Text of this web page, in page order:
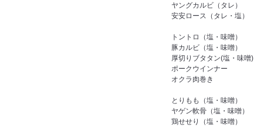
ヤングカルビ（タレ）
安安ロース（タレ・塩）
トントロ（塩・味噌）
豚カルビ（塩・味噌）
厚切りブタタン(塩・味噌)
ポークウインナー
オクラ肉巻き
とりもも（塩・味噌）
ヤゲン軟骨（塩・味噌）
鶏せせり（塩・味噌）